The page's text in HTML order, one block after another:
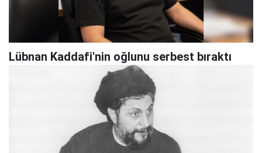
Lübnan Kaddafi'nin oğlunu serbest bıraktı